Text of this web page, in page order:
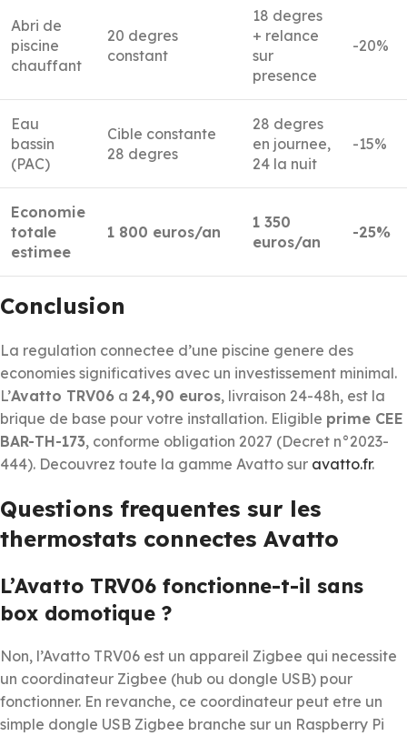
Abri de
piscine
chauffant
20 degres
constant
18 degres
+ relance
sur
presence
-20%
Eau
bassin
(PAC)
Cible constante
28 degres
28 degres
en journee,
24 la nuit
-15%
Economie
totale
estimee
1 800 euros/an
1 350
euros/an
-25%
Conclusion
La regulation connectee d’une piscine genere des
economies significatives avec un investissement minimal.
L’Avatto TRV06 a 24,90 euros, livraison 24-48h, est la
brique de base pour votre installation. Eligible prime CEE
BAR-TH-173, conforme obligation 2027 (Decret n°2023-
444). Decouvrez toute la gamme Avatto sur avatto.fr.
Questions frequentes sur les
thermostats connectes Avatto
L’Avatto TRV06 fonctionne-t-il sans
box domotique ?
Non, l’Avatto TRV06 est un appareil Zigbee qui necessite
un coordinateur Zigbee (hub ou dongle USB) pour
fonctionner. En revanche, ce coordinateur peut etre un
simple dongle USB Zigbee branche sur un Raspberry Pi